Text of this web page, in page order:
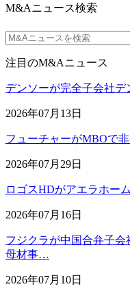
M&Aニュース検索
注目のM&Aニュース
デンソーが完全子会社
2026年07月13日
フューチャーがMBOで
2026年07月29日
ロゴスHDがアエラホー
2026年07月16日
フジクラが中国合弁子
母材事…
2026年07月10日